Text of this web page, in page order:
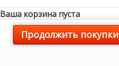
Ваша корзина пуста
Продолжить покупки